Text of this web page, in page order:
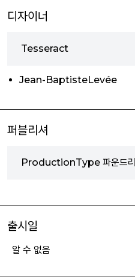
디자이너
Tesseract
Jean-BaptisteLevée
퍼블리셔
ProductionType 파운드리
출시일
알 수 없음